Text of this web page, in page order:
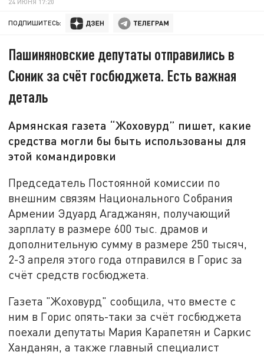
ПОДПИШИТЕСЬ:
Пашиняновские депутаты отправились в
Сюник за счёт госбюджета. Есть важная
деталь
Армянская газета “Жоховурд” пишет, какие
средства могли бы быть использованы для
этой командировки
Председатель Постоянной комиссии по
внешним связям Национального Собрания
Армении Эдуард Агаджанян, получающий
зарплату в размере 600 тыс. драмов и
дополнительную сумму в размере 250 тысяч,
2-3 апреля этого года отправился в Горис за
счёт средств госбюджета.
Газета "Жоховурд" сообщила, что вместе с
ним в Горис опять-таки за счёт госбюджета
поехали депутаты Мария Карапетян и Саркис
Ханданян, а также главный специалист